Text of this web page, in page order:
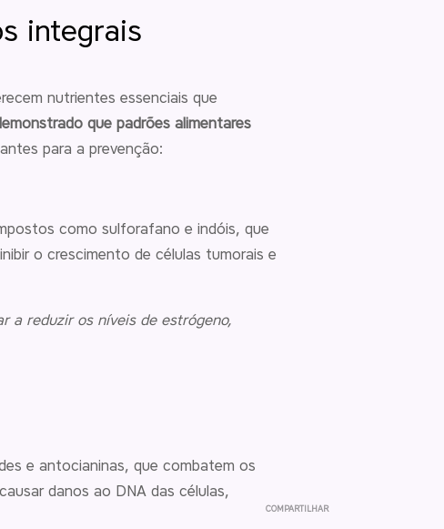
COMPARTILHAR
integrais
nutrientes essenciais que
que padrões alimentares
para a prevenção:
como sulforafano e indóis, que
o crescimento de células tumorais e
a reduzir os níveis de estrógeno,
e antocianinas, que combatem os
danos ao DNA das células,